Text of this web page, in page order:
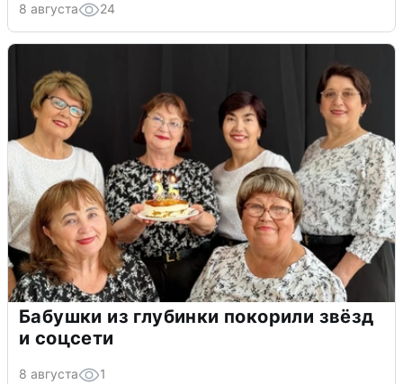
8 августа 24
Бабушки из глубинки покорили звёзд
и соцсети
8 августа 1